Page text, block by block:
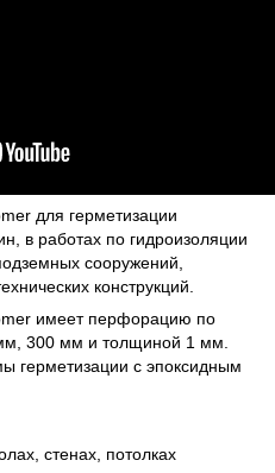
для герметизации
в работах по гидроизоляции
сооружений,
конструкций.
имеет перфорацию по
300 мм и толщиной 1 мм.
герметизации с эпоксидным
стенах, потолках